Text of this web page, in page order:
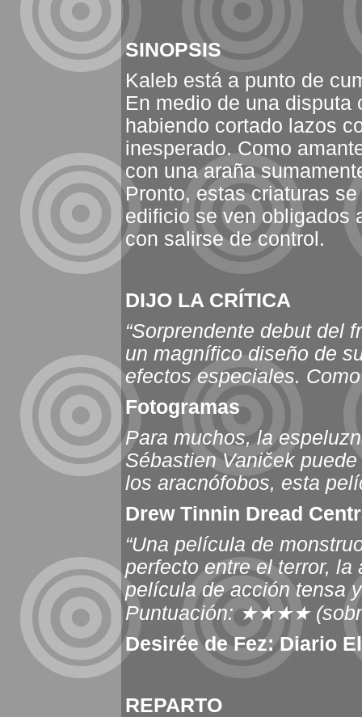
SINOPSIS
Kaleb está a punto de
En medio de una disputa
habiendo cortado lazos
inesperado. Como
con una araña
Pronto, estas criaturas
edificio se ven obligados
con salirse de control.
DIJO LA CRÍTICA
“Sorprendente debut del
un magnífico diseño de
efectos especiales.
Fotogramas
Para muchos, la
Sébastien Vaniček
los aracnófobos, esta
Drew Tinnin Dread
“Una película de
perfecto entre el terror,
película de acción tensa
Puntuación:★★★★
Desirée de Fez: Diario
REPARTO